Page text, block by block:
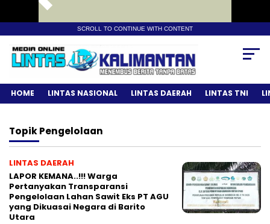
SCROLL TO CONTINUE WITH CONTENT
HOME LINTAS NASIONAL LINTAS DAERAH LINTAS TNI
TopikPengelolaan
LINTAS DAERAH
LAPOR KEMANA..!!! Warga
Pertanyakan Transparansi
Pengelolaan Lahan Sawit Eks PT AGU
yang Dikuasai Negara di Barito
Utara